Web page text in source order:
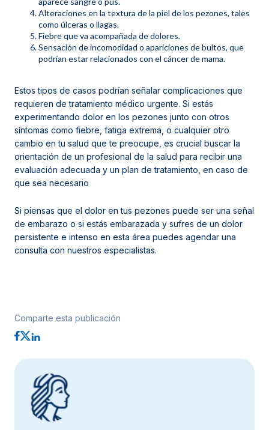
Alteraciones en la textura de la piel de los pezones, tales
como úlceras o llagas.
Fiebre que va acompañada de dolores.
Sensación de incomodidad o apariciones de bultos, que
podrían estar relacionados con el cáncer de mama.
Estos tipos de casos podrían señalar complicaciones que
requieren de tratamiento médico urgente. Si estás
experimentando dolor en los pezones junto con otros
síntomas como fiebre, fatiga extrema, o cualquier otro
cambio en tu salud que te preocupe, es crucial buscar la
orientación de un profesional de la salud para recibir una
evaluación adecuada y un plan de tratamiento, en caso de
que sea necesario
Si piensas que el dolor en tus pezones puede ser una señal
de embarazo o si estás embarazada y sufres de un dolor
persistente e intenso en esta área puedes agendar una
consulta con nuestros especialistas.
Comparte esta publicación